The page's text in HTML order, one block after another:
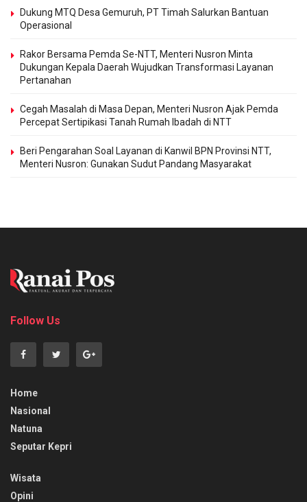
Dukung MTQ Desa Gemuruh, PT Timah Salurkan Bantuan
Operasional
Rakor Bersama Pemda Se-NTT, Menteri Nusron Minta
Dukungan Kepala Daerah Wujudkan Transformasi Layanan
Pertanahan
Cegah Masalah di Masa Depan, Menteri Nusron Ajak Pemda
Percepat Sertipikasi Tanah Rumah Ibadah di NTT
Beri Pengarahan Soal Layanan di Kanwil BPN Provinsi NTT,
Menteri Nusron: Gunakan Sudut Pandang Masyarakat
Follow Us
Home
Nasional
Natuna
Seputar Kepri
Wisata
Opini